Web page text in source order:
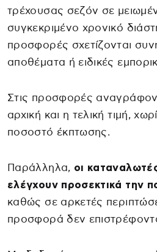
τρέχουσας σεζόν σε
συγκεκριμένο χρονικό
προσφορές σχετίζονται
αποθέματα ή ειδικές
Στις προσφορές
αρχική και η τελική τιμή,
ποσοστό έκπτωσης.
Παράλληλα, οι
ελέγχουν προσεκτικά την
καθώς σε αρκετές
προσφορά δεν